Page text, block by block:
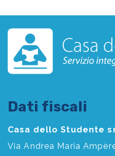
Dati fiscali
Casa dello Studente
Via Andrea Maria